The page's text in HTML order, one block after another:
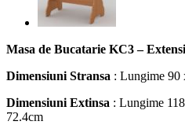
Masa de Bucatarie KC3 –
Dimensiuni Stransa : Lungime 90
Dimensiuni Extinsa : Lungime
72.4cm